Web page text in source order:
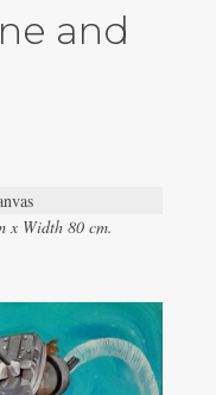
and
x Width 80 cm.